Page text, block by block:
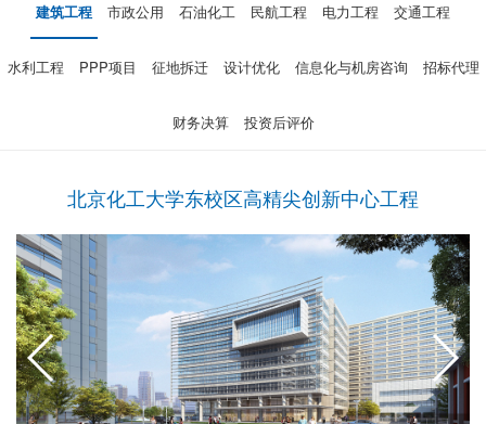
建筑工程 市政公用 石油化工 民航工程 电力工程 交通工程
水利工程 PPP项目 征地拆迁 设计优化 信息化与机房咨询 招标代理
财务决算 投资后评价
北京化工大学东校区高精尖创新中心工程